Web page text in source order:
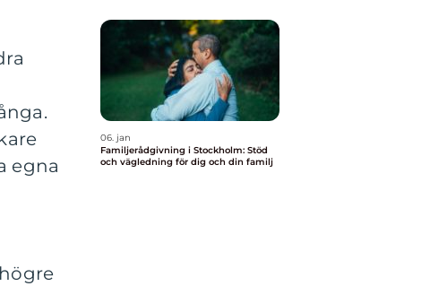
egna
06. jan
Familjerådgivning i Stockholm: Stöd
och vägledning för dig och din familj